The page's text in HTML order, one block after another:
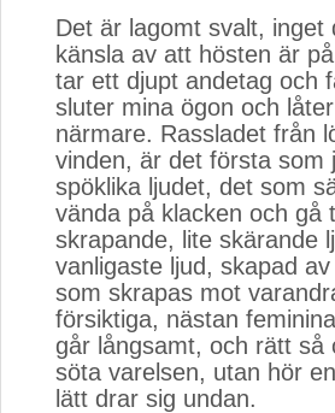
Det är lagomt svalt,
känsla av att hösten är
tar ett djupt andetag och
sluter mina ögon och
närmare. Rassladet från
vinden, är det första som
spöklika ljudet, det som
vända på klacken och gå
skrapande, lite skärande
vanligaste ljud, skapad
som skrapas mot
försiktiga, nästan
går långsamt, och rätt så
söta varelsen, utan hör
lätt drar sig undan.